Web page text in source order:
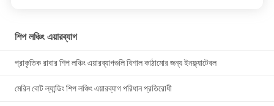
শিপ লঞ্চিং এয়ারব্যাগ
প্রাকৃতিক রাবার শিপ লঞ্চিং এয়ারব্যাগগুলি বিশাল কাঠামোর জন্য ইনফ্ল্যাটেবল
মেরিন বোট ল্যান্ডিং শিপ লঞ্চিং এয়ারব্যাগ পরিধান প্রতিরোধী